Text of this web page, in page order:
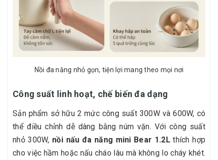
Nồi đa năng nhỏ gọn, tiện lợi mang theo mọi nơi
Công suất linh hoạt, chế biến đa dạng
Sản phẩm sở hữu 2 mức công suất 300W và 600W, có
thể điều chỉnh dễ dàng bằng núm vặn. Với công suất
nhỏ 300W, nồi nấu đa năng mini Bear 1.2Lthích hợp
cho việc hầm hoặc nấu cháo lâu mà không lo cháy khét.